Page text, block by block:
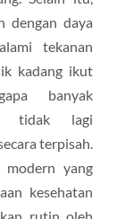
dengan daya
tekanan
kadang ikut
banyak
tidak lagi
terpisah.
modern yang
kesehatan